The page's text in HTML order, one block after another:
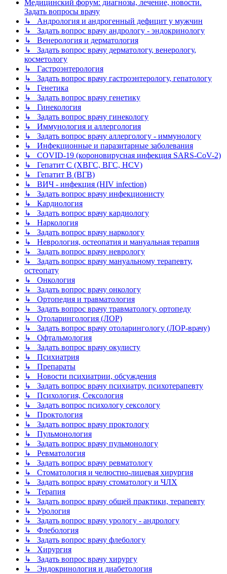
Медицинский форум: диагнозы, лечение, новости.
Задать вопросы врачу
↳ Андрология и андрогенный дефицит у мужчин
↳ Задать вопрос врачу андрологу - эндокринологу
↳ Венерология и дерматология
↳ Задать вопрос врачу дерматологу, венерологу,
косметологу
↳ Гастроэнтерология
↳ Задать вопрос врачу гастроэнтерологу, гепатологу
↳ Генетика
↳ Задать вопрос врачу генетику
↳ Гинекология
↳ Задать вопрос врачу гинекологу
↳ Иммунология и аллергология
↳ Задать вопрос врачу аллергологу - иммунологу
↳ Инфекционные и паразитарные заболевания
↳ COVID-19 (короновирусная инфекция SARS-CoV-2)
↳ Гепатит C (ХВГС, ВГС, HCV)
↳ Гепатит B (ВГВ)
↳ ВИЧ - инфекция (HIV infection)
↳ Задать вопрос врачу инфекционисту
↳ Кардиология
↳ Задать вопрос врачу кардиологу
↳ Наркология
↳ Задать вопрос врачу наркологу
↳ Неврология, остеопатия и мануальная терапия
↳ Задать вопрос врачу неврологу
↳ Задать вопрос врачу мануальному терапевту,
остеопату
↳ Онкология
↳ Задать вопрос врачу онкологу
↳ Ортопедия и травматология
↳ Задать вопрос врачу травматологу, ортопеду
↳ Отоларингология (ЛОР)
↳ Задать вопрос врачу отоларингологу (ЛОР-врачу)
↳ Офтальмология
↳ Задать вопрос врачу окулисту
↳ Психиатрия
↳ Препараты
↳ Новости психиатрии, обсуждения
↳ Задать вопрос врачу психиатру, психотерапевту
↳ Психология, Сексология
↳ Задать вопрос психологу сексологу
↳ Проктология
↳ Задать вопрос врачу проктологу
↳ Пульмонология
↳ Задать вопрос врачу пульмонологу
↳ Ревматология
↳ Задать вопрос врачу ревматологу
↳ Стоматология и челюстно-лицевая хирургия
↳ Задать вопрос врачу стоматологу и ЧЛХ
↳ Терапия
↳ Задать вопрос врачу общей практики, терапевту
↳ Урология
↳ Задать вопрос врачу урологу - андрологу
↳ Флебология
↳ Задать вопрос врачу флебологу
↳ Хирургия
↳ Задать вопрос врачу хирургу
↳ Эндокринология и диабетология